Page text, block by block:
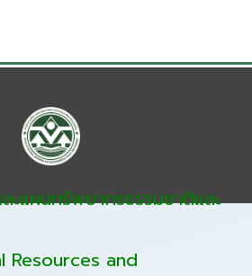
ะแผนทรัพยากรธรรมชาติและ
and